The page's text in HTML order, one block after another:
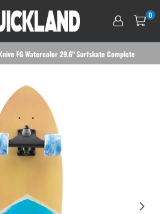
0
FG Watercolor 29.6" Surfskate Complete